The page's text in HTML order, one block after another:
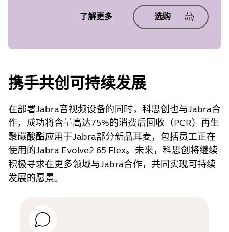
了解更多 选购
携手共创可持续发展
在部署Jabra音视频设备的同时，科思创也与Jabra合
作，成功将含量高达75%的消费后回收（PCR）再生
聚碳酸酯应用于Jabra部分新品耳麦，包括员工正在
使用的Jabra Evolve2 65 Flex。未来，科思创将继续
积极寻求在更多领域与Jabra合作，共同实现可持续
发展的愿景。